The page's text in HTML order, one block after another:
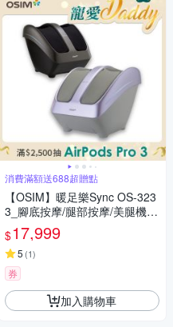
消費滿額送688超贈點
【OSIM】暖足樂Sync OS-323
3_腳底按摩/腿部按摩/美腿機/
小腿按摩
$17,999
5 (1)
券
加入購物車